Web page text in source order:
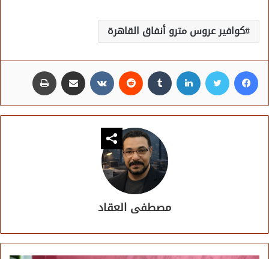
كوافير عروس مترو أنفاق القاهرة
فيسبوك تويتر لينكدإن مشاركة عبر البريد
مصطفى العقاد